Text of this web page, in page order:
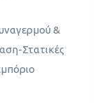
&
Στατικές